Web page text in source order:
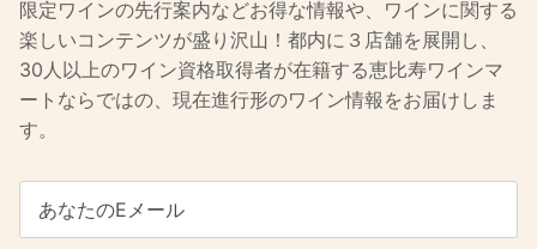
限定ワインの先行案内などお得な情報や、ワインに関する
楽しいコンテンツが盛り沢山！都内に３店舗を展開し、
30人以上のワイン資格取得者が在籍する恵比寿ワインマ
ートならではの、現在進行形のワイン情報をお届けしま
す。